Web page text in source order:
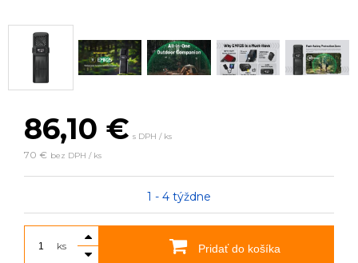
86,10 € s DPH / ks
70 € bez DPH / ks
1 - 4 týždne
ks Pridať do košíka